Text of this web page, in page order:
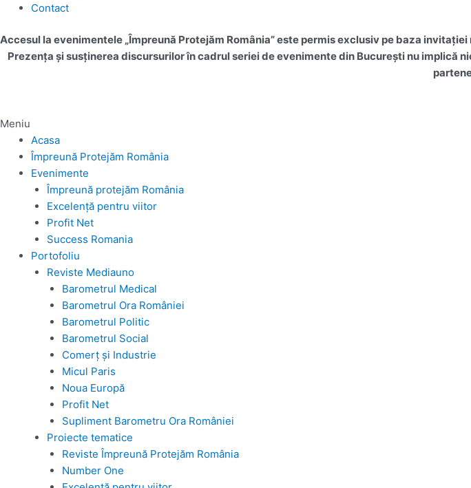
Contact
Accesul la evenimentele „Împreună Protejăm România” este permis exclusiv pe baza
Prezența și susținerea discursurilor în cadrul seriei de evenimente din București nu
Meniu
Acasa
Împreună Protejăm România
Evenimente
Împreună protejăm România
Excelență pentru viitor
Profit Net
Success Romania
Portofoliu
Reviste Mediauno
Barometrul Medical
Barometrul Ora României
Barometrul Politic
Barometrul Social
Comerț și Industrie
Micul Paris
Noua Europă
Profit Net
Supliment Barometru Ora României
Proiecte tematice
Reviste Împreună Protejăm România
Number One